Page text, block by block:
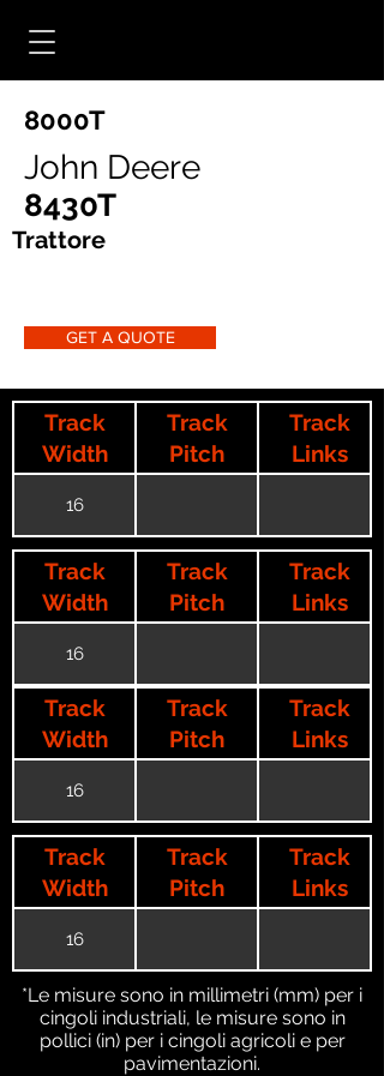
8000T
John Deere
8430T
Trattore
GET A QUOTE
Track
Width
Track
Pitch
Track
Links
16
Track
Width
Track
Pitch
Track
Links
16
Track
Width
Track
Pitch
Track
Links
16
Track
Width
Track
Pitch
Track
Links
16
*Le misure sono in millimetri (mm) per i
cingoli industriali, le misure sono in
pollici (in) per i cingoli agricoli e per
pavimentazioni.